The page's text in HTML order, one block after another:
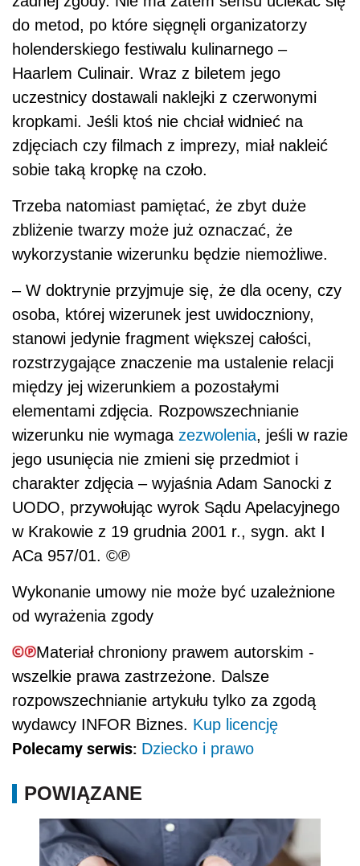
do metod, po które sięgnęli organizatorzy
holenderskiego festiwalu kulinarnego –
Haarlem Culinair. Wraz z biletem jego
uczestnicy dostawali naklejki z czerwonymi
kropkami. Jeśli ktoś nie chciał widnieć na
zdjęciach czy filmach z imprezy, miał nakleić
sobie taką kropkę na czoło.
Trzeba natomiast pamiętać, że zbyt duże
zbliżenie twarzy może już oznaczać, że
wykorzystanie wizerunku będzie niemożliwe.
– W doktrynie przyjmuje się, że dla oceny, czy
osoba, której wizerunek jest uwidoczniony,
stanowi jedynie fragment większej całości,
rozstrzygające znaczenie ma ustalenie relacji
między jej wizerunkiem a pozostałymi
elementami zdjęcia. Rozpowszechnianie
wizerunku nie wymaga zezwolenia, jeśli w razie
jego usunięcia nie zmieni się przedmiot i
charakter zdjęcia – wyjaśnia Adam Sanocki z
UODO, przywołując wyrok Sądu Apelacyjnego
w Krakowie z 19 grudnia 2001 r., sygn. akt I
ACa 957/01. ©℗
Wykonanie umowy nie może być uzależnione
od wyrażenia zgody
Materiał chroniony prawem autorskim -
wszelkie prawa zastrzeżone. Dalsze
rozpowszechnianie artykułu tylko za zgodą
wydawcy INFOR Biznes. Kup licencję
Polecamy serwis: Dziecko i prawo
POWIĄZANE